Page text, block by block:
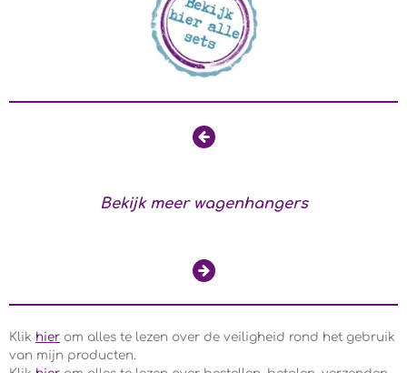
Bekijk meer wagenhangers
Klik hier om alles te lezen over de veiligheid rond het gebruik
van mijn producten.